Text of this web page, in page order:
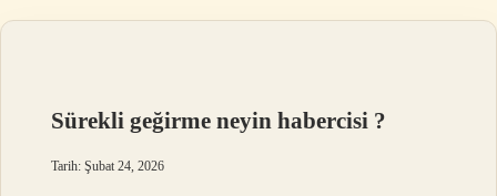
Sürekli geğirme neyin habercisi ?
Tarih: Şubat 24, 2026